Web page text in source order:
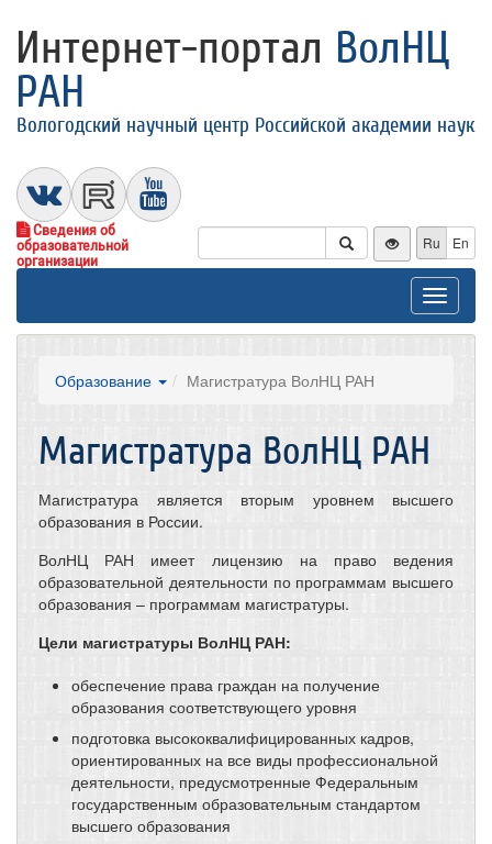
Интернет-портал ВолНЦ
РАН
Вологодский научный центр Российской академии наук
Сведения об
образовательной
организации
Ru En
Toggle
Образование Магистратура ВолНЦ РАН
Магистратура ВолНЦ РАН
Магистратура является вторым уровнем высшего
образования в России.
ВолНЦ РАН имеет лицензию на право ведения
образовательной деятельности по программам высшего
образования – программам магистратуры.
Цели магистратуры ВолНЦ РАН:
обеспечение права граждан на получение
образования соответствующего уровня
подготовка высококвалифицированных кадров,
ориентированных на все виды профессиональной
деятельности, предусмотренные Федеральным
государственным образовательным стандартом
высшего образования